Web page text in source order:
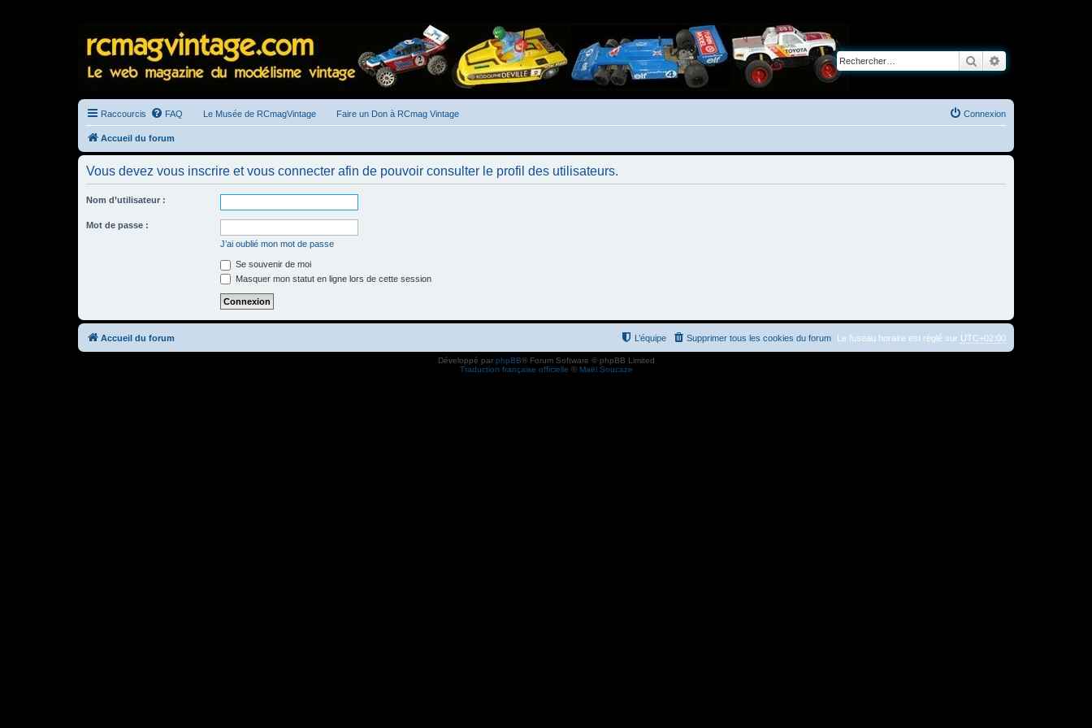
Rechercher
Raccourcis FAQ Le Musée de RCmagVintage Faire un Don à RCmag Vintage Connexion
Accueil du forum
Vous devez vous inscrire et vous connecter afin de pouvoir consulter le profil des utilisateurs.
Nom d’utilisateur :
Mot de passe :
J’ai oublié mon mot de passe
Se souvenir de moi
Masquer mon statut en ligne lors de cette session
Accueil du forum Le fuseau horaire est réglé sur UTC+02:00
Supprimer tous les cookies du forum
L’équipe
Développé par phpBB® Forum Software © phpBB Limited
Traduction française officielle © Maël Soucaze